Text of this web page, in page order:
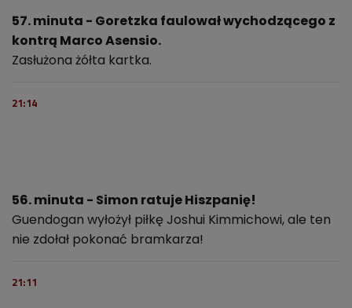
57. minuta - Goretzka faulował wychodzącego z
kontrą Marco Asensio.
Zasłużona żółta kartka.
21:14
56. minuta - Simon ratuje Hiszpanię!
Guendogan wyłożył piłkę Joshui Kimmichowi, ale ten
nie zdołał pokonać bramkarza!
21:11